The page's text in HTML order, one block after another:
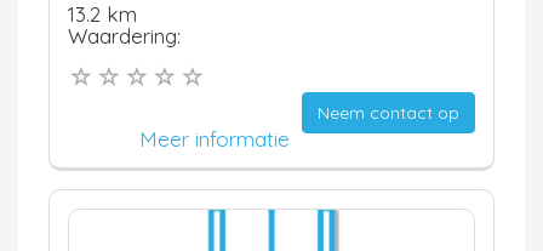
13.2 km
Waardering:
Neem contact op
Meer informatie